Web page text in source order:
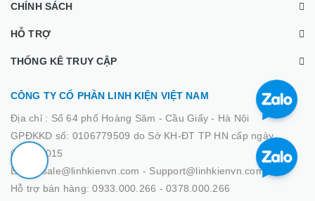
CHÍNH SÁCH
HỖ TRỢ
THỐNG KÊ TRUY CẬP
CÔNG TY CỔ PHẦN LINH KIỆN VIỆT NAM
Địa chỉ : Số 64 phố Hoàng Sâm - Cầu Giấy - Hà Nội
GPĐKKD số: 0106779509 do Sở KH-ĐT TP HN cấp ngày
02/03/2015
Email: sale@linhkienvn.com - Support@linhkienvn.com
Hỗ trợ bán hàng: 0933.000.266 - 0378.000.266